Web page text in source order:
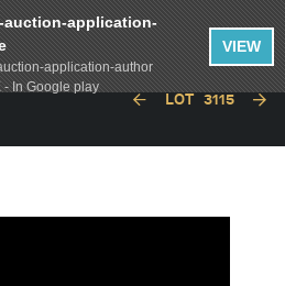
LOT 3115
auction-application-
application-author
- In Google play
VIEW